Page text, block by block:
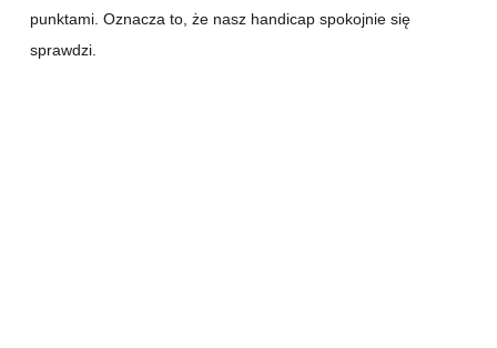
punktami. Oznacza to, że nasz handicap spokojnie się
sprawdzi.